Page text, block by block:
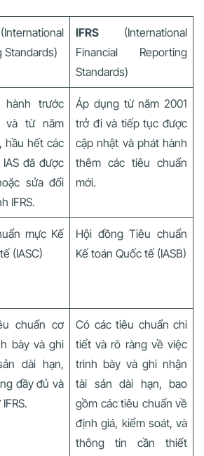
(International
Standards)
IFRS (International
Financial Reporting
Standards)
trước
và từ năm
hầu hết các
đã được
sửa đổi
IFRS.
Áp dụng từ năm 2001
trở đi và tiếp tục được
cập nhật và phát hành
thêm các tiêu chuẩn
mới.
mực Kế
(IASC)
Hội đồng Tiêu chuẩn
Kế toán Quốc tế (IASB)
chuẩn cơ
bày và ghi
dài hạn,
đầy đủ và
Có các tiêu chuẩn chi
tiết và rõ ràng về việc
trình bày và ghi nhận
tài sản dài hạn, bao
gồm các tiêu chuẩn về
định giá, kiểm soát, và
thông tin cần thiết